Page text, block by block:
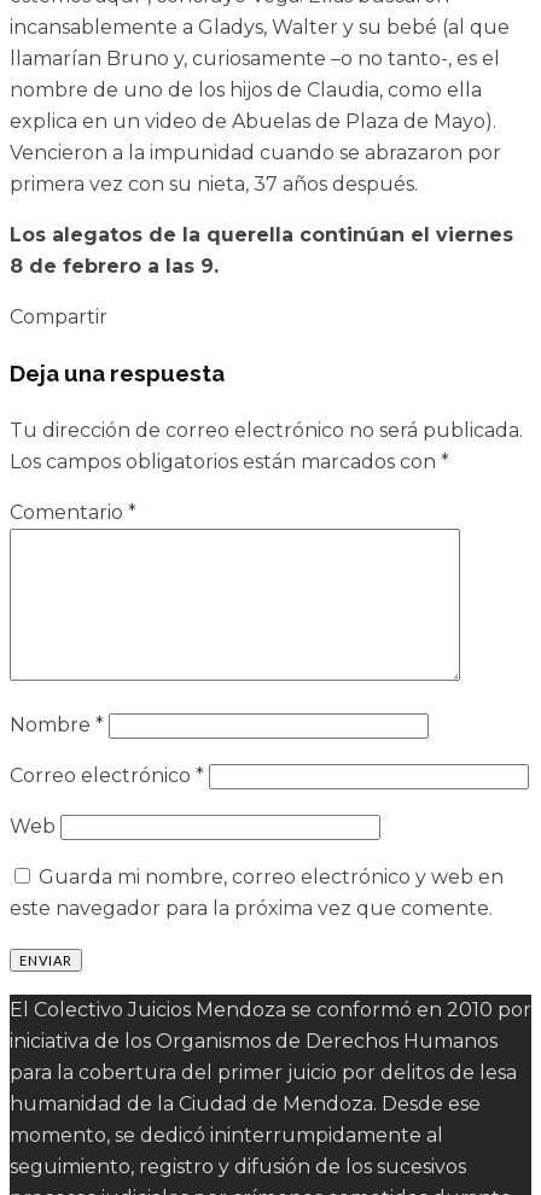
incansablemente a Gladys, Walter y su bebé (al que
llamarían Bruno y, curiosamente –o no tanto-, es el
nombre de uno de los hijos de Claudia, como ella
explica en un video de Abuelas de Plaza de Mayo).
Vencieron a la impunidad cuando se abrazaron por
primera vez con su nieta, 37 años después.
Los alegatos de la querella continúan el viernes
8 de febrero a las 9.
Compartir
Deja una respuesta
Tu dirección de correo electrónico no será publicada.
Los campos obligatorios están marcados con *
Comentario *
Nombre *
Correo electrónico *
Web
Guarda mi nombre, correo electrónico y web en
este navegador para la próxima vez que comente.
El Colectivo Juicios Mendoza se conformó en 2010 por
iniciativa de los Organismos de Derechos Humanos
para la cobertura del primer juicio por delitos de lesa
humanidad de la Ciudad de Mendoza. Desde ese
momento, se dedicó ininterrumpidamente al
seguimiento, registro y difusión de los sucesivos